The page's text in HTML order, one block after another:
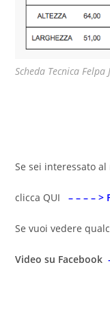
Scheda Tecnica
Se sei interessato
clicca QUI – – – – >
Se vuoi vedere
Video su Facebook